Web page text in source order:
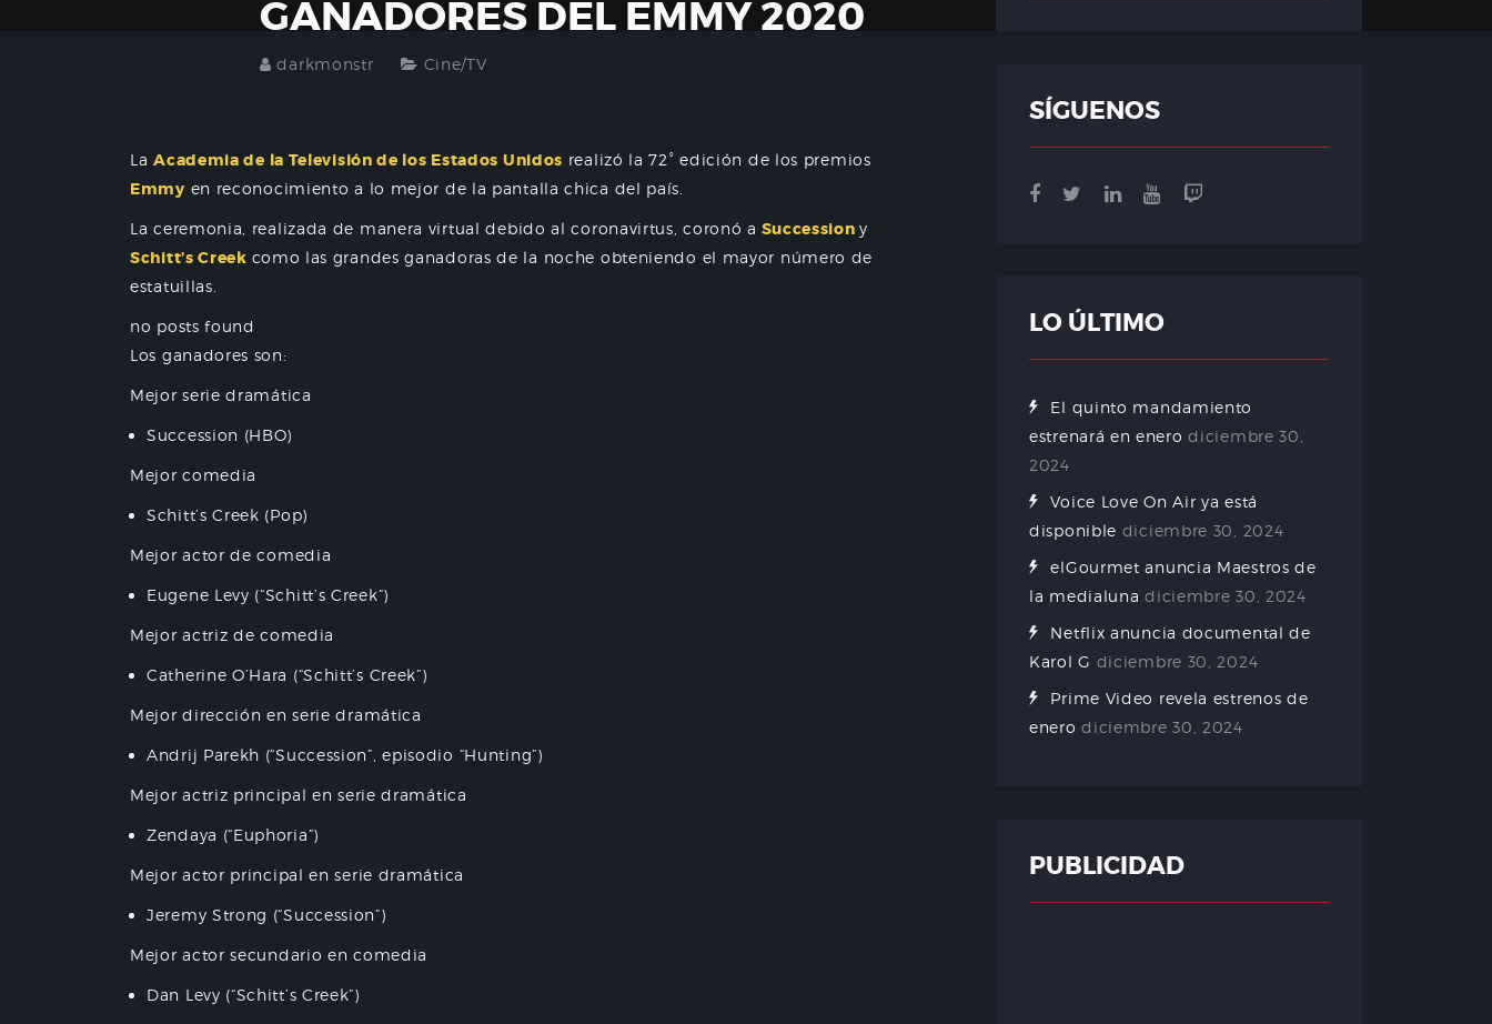
GANADORES DEL EMMY 2020
darkmonstr Cine/TV
LaAcademia de la Televisión de los Estados Unidos realizó la 72° edición de los premios
Emmy en reconocimiento a lo mejor de la pantalla chica del país.
La ceremonia, realizada de manera virtual debido al coronavirtus, coronó a Successiony
Schitt’s Creek como las grandes ganadoras de la noche obteniendo el mayor número de
estatuillas.
no posts found
Los ganadores son:
Mejor serie dramática
Succession (HBO)
Mejor comedia
Schitt’s Creek (Pop)
Mejor actor de comedia
Eugene Levy (“Schitt’s Creek”)
Mejor actriz de comedia
Catherine O’Hara (“Schitt’s Creek”)
Mejor dirección en serie dramática
Andrij Parekh (“Succession”, episodio “Hunting”)
Mejor actriz principal en serie dramática
Zendaya (“Euphoria”)
Mejor actor principal en serie dramática
Jeremy Strong (“Succession”)
Mejor actor secundario en comedia
Dan Levy (“Schitt’s Creek”)
SÍGUENOS
LO ÚLTIMO
El quinto mandamiento
estrenará en enero diciembre 30,
2024
Voice Love On Air ya está
disponible diciembre 30, 2024
elGourmet anuncia Maestros de
la medialuna diciembre 30, 2024
Netflix anuncia documental de
Karol G diciembre 30, 2024
Prime Video revela estrenos de
enero diciembre 30, 2024
PUBLICIDAD